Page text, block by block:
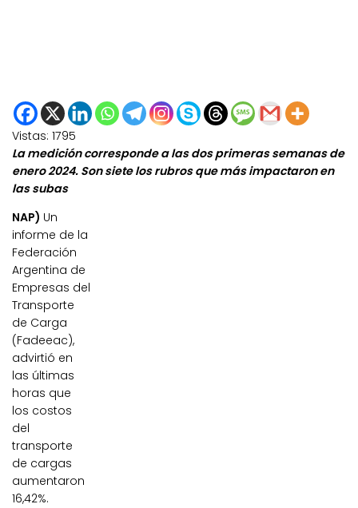
Vistas: 1795
La medición corresponde a las dos primeras semanas de
enero 2024. Son siete los rubros que más impactaron en
las subas
NAP) Un
informe de la
Federación
Argentina de
Empresas del
Transporte
de Carga
(Fadeeac),
advirtió en
las últimas
horas que
los costos
del
transporte
de cargas
aumentaron
16,42%.